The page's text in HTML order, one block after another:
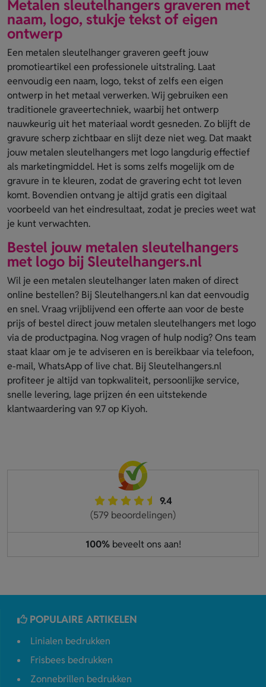
Metalen sleutelhangers graveren met
naam, logo, stukje tekst of eigen
ontwerp
Een metalen sleutelhanger graveren geeft jouw
promotieartikel een professionele uitstraling. Laat
eenvoudig een naam, logo, tekst of zelfs een eigen
ontwerp in het metaal verwerken. Wij gebruiken een
traditionele graveertechniek, waarbij het ontwerp
nauwkeurig uit het materiaal wordt gesneden. Zo blijft de
gravure scherp zichtbaar en slijt deze niet weg. Dat maakt
jouw metalen sleutelhangers met logo langdurig effectief
als marketingmiddel. Het is soms zelfs mogelijk om de
gravure in te kleuren, zodat de gravering echt tot leven
komt. Bovendien ontvang je altijd gratis een digitaal
voorbeeld van het eindresultaat, zodat je precies weet wat
je kunt verwachten.
Bestel jouw metalen sleutelhangers
met logo bij Sleutelhangers.nl
Wil je een metalen sleutelhanger laten maken of direct
online bestellen? Bij Sleutelhangers.nl kan dat eenvoudig
en snel. Vraag vrijblijvend een offerte aan voor de beste
prijs of bestel direct jouw metalen sleutelhangers met logo
via de productpagina. Nog vragen of hulp nodig? Ons team
staat klaar om je te adviseren en is bereikbaar via telefoon,
e-mail, WhatsApp of live chat. Bij Sleutelhangers.nl
profiteer je altijd van topkwaliteit, persoonlijke service,
snelle levering, lage prijzen én een uitstekende
klantwaardering van 9.7 op Kiyoh.
9.4
(579 beoordelingen)
100%beveelt ons aan!
POPULAIRE ARTIKELEN
Linialen bedrukken
Frisbees bedrukken
Zonnebrillen bedrukken